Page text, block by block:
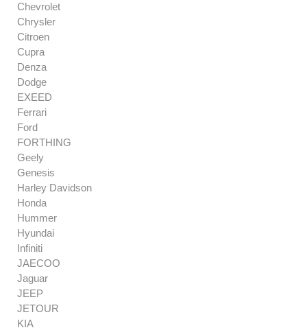
Chevrolet
Chrysler
Citroen
Cupra
Denza
Dodge
EXEED
Ferrari
Ford
FORTHING
Geely
Genesis
Harley Davidson
Honda
Hummer
Hyundai
Infiniti
JAECOO
Jaguar
JEEP
JETOUR
KIA